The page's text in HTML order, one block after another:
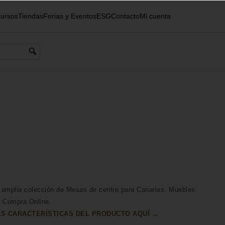
TiendasFerias y EventosESGContactoMi cuenta
colección de Mesas de centro para Canarias. Muebles
Online.
CARACTERÍSTICAS DEL PRODUCTO AQUÍ →